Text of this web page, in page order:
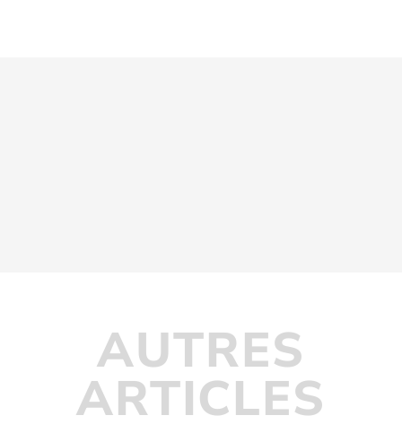
AUTRES
ARTICLES